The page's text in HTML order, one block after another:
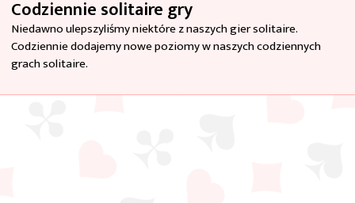
Codziennie solitaire gry
Niedawno ulepszyliśmy niektóre z naszych gier solitaire.
Codziennie dodajemy nowe poziomy w naszych codziennych
grach solitaire.